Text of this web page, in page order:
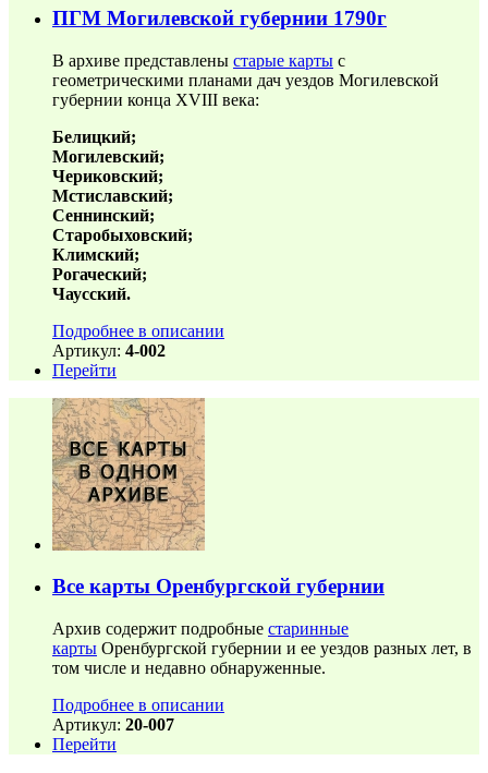
ПГМ Могилевской губернии 1790г
В архиве представлены старые карты с
геометрическими планами дач уездов Могилевской
губернии конца XVIII века:
Белицкий;
Могилевский;
Чериковский;
Мстиславский;
Сеннинский;
Старобыховский;
Климский;
Рогаческий;
Чаусский.
Подробнее в описании
Артикул: 4-002
Перейти
Все карты Оренбургской губернии
Архив содержит подробные старинные
карты Оренбургской губернии и ее уездов разных лет, в
том числе и недавно обнаруженные.
Подробнее в описании
Артикул: 20-007
Перейти